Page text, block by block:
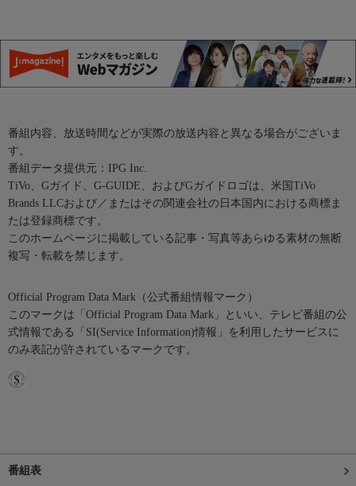
番組内容、放送時間などが実際の放送内容と異なる場合がございま
す。
番組データ提供元：IPG Inc.
TiVo、Gガイド、G-GUIDE、およびGガイドロゴは、米国TiVo
Brands LLCおよび／またはその関連会社の日本国内における商標ま
たは登録商標です。
このホームページに掲載している記事・写真等あらゆる素材の無断
複写・転載を禁じます。
Official Program Data Mark（公式番組情報マーク）
このマークは「Official Program Data Mark」といい、テレビ番組の公
式情報である「SI(Service Information)情報」を利用したサービスに
のみ表記が許されているマークです。
番組表